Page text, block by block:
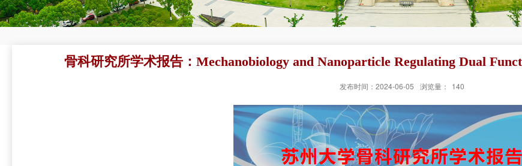
骨科研究所学术报告：Mechanobiology and Nanoparticle Regulating Dual
发布时间：2024-06-05 浏览量： 140